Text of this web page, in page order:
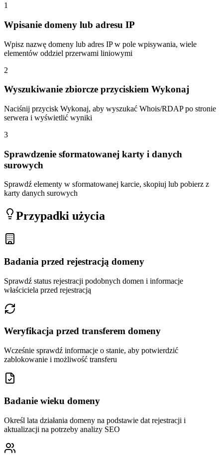
1
Wpisanie domeny lub adresu IP
Wpisz nazwę domeny lub adres IP w pole wpisywania, wiele
elementów oddziel przerwami liniowymi
2
Wyszukiwanie zbiorcze przyciskiem Wykonaj
Naciśnij przycisk Wykonaj, aby wyszukać Whois/RDAP po stronie
serwera i wyświetlić wyniki
3
Sprawdzenie sformatowanej karty i danych
surowych
Sprawdź elementy w sformatowanej karcie, skopiuj lub pobierz z
karty danych surowych
Przypadki użycia
Badania przed rejestracją domeny
Sprawdź status rejestracji podobnych domen i informacje
właściciela przed rejestracją
Weryfikacja przed transferem domeny
Wcześnie sprawdź informacje o stanie, aby potwierdzić
zablokowanie i możliwość transferu
Badanie wieku domeny
Określ lata działania domeny na podstawie dat rejestracji i
aktualizacji na potrzeby analizy SEO